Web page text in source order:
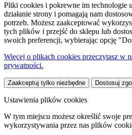
Pliki cookies i pokrewne im technologie
działanie strony i pomagają nam
potrzeb. Możesz zaakceptować
tych plików i przejść do sklepu lub
swoich preferencji, wybierając opcję
Więcej o plikach cookies przeczytasz w
prywatności.
Zaakceptuj tylko niezbędne Dostosuj
Ustawienia plików cookies
W tym miejscu możesz określić swoje
wykorzystywania przez nas plików